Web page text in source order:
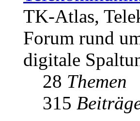
TK-Atlas,
Forum rund
digitale
28 Themen
315